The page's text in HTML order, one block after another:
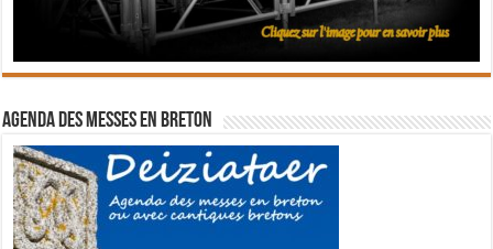
Agenda des messes en breton